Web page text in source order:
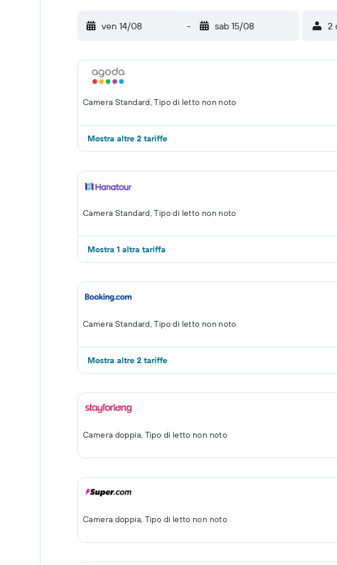
ven 14/08 - sab 15/08 2
Camera Standard, Tipo di letto non noto
Mostra altre 2 tariffe
Camera Standard, Tipo di letto non noto
Mostra 1 altra tariffa
Camera Standard, Tipo di letto non noto
Mostra altre 2 tariffe
Camera doppia, Tipo di letto non noto
Camera doppia, Tipo di letto non noto